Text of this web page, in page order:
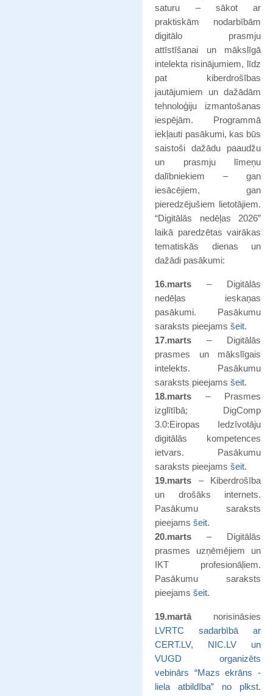
saturu – sākot ar
praktiskām nodarbībām
digitālo prasmju
attīstīšanai un mākslīgā
intelekta risinājumiem, līdz
pat kiberdrošības
jautājumiem un dažādām
tehnoloģiju izmantošanas
iespējām. Programmā
iekļauti pasākumi, kas būs
saistoši dažādu paaudžu
un prasmju līmeņu
dalībniekiem – gan
iesācējiem, gan
pieredzējušiem lietotājiem.
“Digitālās nedēļas 2026”
laikā paredzētas vairākas
tematiskās dienas un
dažādi pasākumi:
16.marts – Digitālās
nedēļas ieskaņas
pasākumi. Pasākumu
saraksts pieejamsšeit.
17.marts – Digitālās
prasmes un mākslīgais
intelekts. Pasākumu
saraksts pieejamsšeit.
18.marts – Prasmes
izglītībā; DigComp
3.0:Eiropas Iedzīvotāju
digitālās kompetences
ietvars. Pasākumu
saraksts pieejamsšeit.
19.marts – Kiberdrošība
un drošāks internets.
Pasākumu saraksts
pieejamsšeit.
20.marts – Digitālās
prasmes uzņēmējiem un
IKT profesionāļiem.
Pasākumu saraksts
pieejamsšeit.
19.martānorisināsies
LVRTC sadarbībā ar
CERT.LV, NIC.LV un
VUGD organizēts
vebinārs “Mazs ekrāns -
liela atbildība” no plkst.